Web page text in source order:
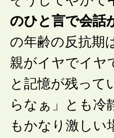
のひと言で会話
の年齢の反抗期
親がイヤでイヤ
と記憶が残って
らなぁ」とも冷
もかなり激しい